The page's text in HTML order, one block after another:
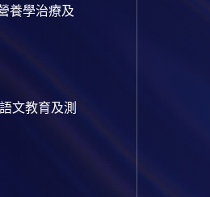
養學治療及
文教育及測